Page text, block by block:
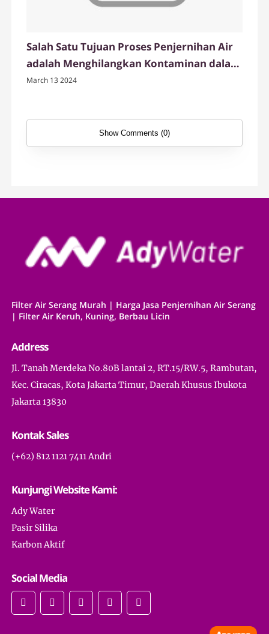
Salah Satu Tujuan Proses Penjernihan Air
adalah Menghilangkan Kontaminan dalam
Air
March 13 2024
Show Comments (0)
Filter Air Serang Murah | Harga Jasa Penjernihan Air Serang
| Filter Air Keruh, Kuning, Berbau Licin
Address
Jl. Tanah Merdeka No.80B lantai 2, RT.15/RW.5, Rambutan,
Kec. Ciracas, Kota Jakarta Timur, Daerah Khusus Ibukota
Jakarta 13830
Kontak Sales
(+62) 812 1121 7411 Andri
Kunjungi Website Kami:
Ady Water
Pasir Silika
Karbon Aktif
Social Media